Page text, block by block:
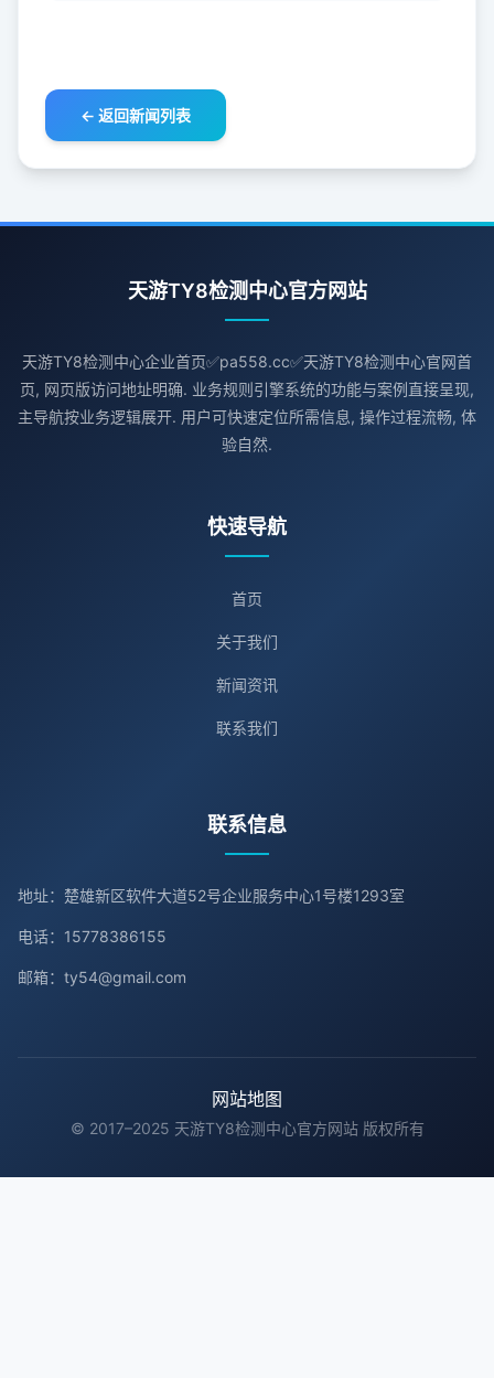
← 返回新闻列表
天游TY8检测中心官方网站
天游TY8检测中心企业首页✅pa558.cc✅天游TY8检测中心官网首
页, 网页版访问地址明确. 业务规则引擎系统的功能与案例直接呈现,
主导航按业务逻辑展开. 用户可快速定位所需信息, 操作过程流畅, 体
验自然.
快速导航
首页
关于我们
新闻资讯
联系我们
联系信息
地址：楚雄新区软件大道52号企业服务中心1号楼1293室
电话：15778386155
邮箱：ty54@gmail.com
网站地图
© 2017–2025 天游TY8检测中心官方网站 版权所有